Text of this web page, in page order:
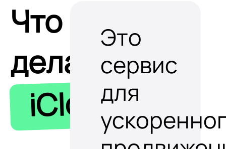
Что
делает
iClobot
Это
сервис
для